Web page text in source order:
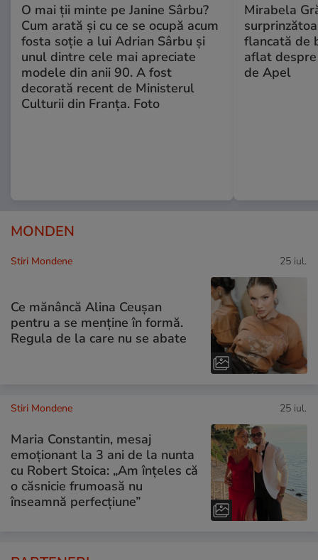
O mai ții minte pe Janine Sârbu?
Cum arată și cu ce se ocupă acum
fosta soție a lui Adrian Sârbu și
unul dintre cele mai apreciate
modele din anii 90. A fost
decorată recent de Ministerul
Culturii din Franța. Foto
Mirabela
flancată de
aflat
de Apel
MONDEN
Stiri Mondene 25 iul.
Ce mănâncă Alina Ceușan
pentru a se menține în formă.
Regula de la care nu se abate
Stiri Mondene 25 iul.
Maria Constantin, mesaj
emoționant la 3 ani de la nunta
cu Robert Stoica: „Am înțeles că
o căsnicie frumoasă nu
înseamnă perfecțiune”